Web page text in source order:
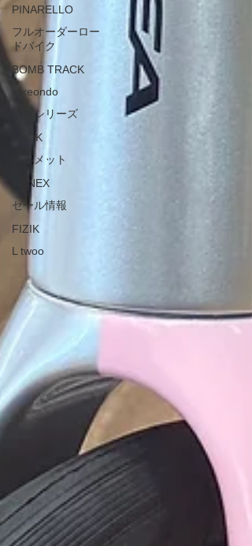
PINARELLO
フルオーダーロー
ドバイク
BOMB TRACK
etxeondo
納車シリーズ
LOOK
ヘルメット
YONEX
セール情報
FIZIK
L twoo